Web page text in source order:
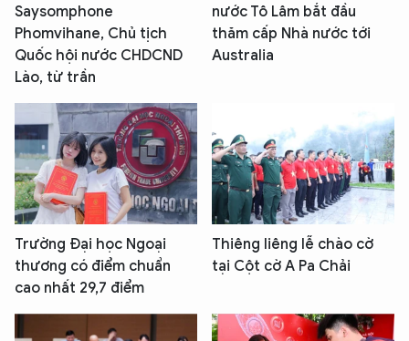
Saysomphone
Phomvihane, Chủ tịch
Quốc hội nước CHDCND
Lào, từ trần
nước Tô Lâm bắt đầu
thăm cấp Nhà nước tới
Australia
Trường Đại học Ngoại
thương có điểm chuẩn
cao nhất 29,7 điểm
Thiêng liêng lễ chào cờ
tại Cột cờ A Pa Chải
TÔI LÀ CHATBOT CỦA
Hãy hỏi tôi bất kỳ điều gì bạn cần biết về
An Ninh Thủ Đô nhé. Tôi sẵn sàng hỗ trợ!